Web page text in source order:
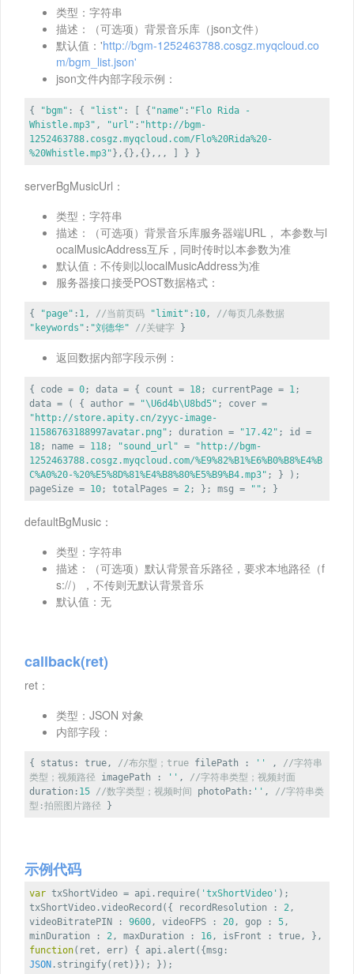
类型：字符串
描述：（可选项）背景音乐库（json文件）
默认值：'http://bgm-1252463788.cosgz.myqcloud.co
m/bgm_list.json'
json文件内部字段示例：
{ "bgm" : { "list" : [ { "name" : "Flo Rida -
Whistle.mp3" , "url" : "http://bgm-
1252463788.cosgz.myqcloud.com/Flo%20Rida%20-
%20Whistle.mp3"},{},{},,, ] } }
serverBgMusicUrl：
类型：字符串
描述：（可选项）背景音乐库服务器端URL， 本参数与l
ocalMusicAddress互斥，同时传时以本参数为准
默认值：不传则以localMusicAddress为准
服务器接口接受POST数据格式：
{ "page" : 1, //当前页码 "limit" : 10, //每页几条数据
"keywords" : "刘德华" //关键字 }
返回数据内部字段示例：
{ code =0 ; data = { count = 18 ; currentPage = 1 ;
data = ( { author =
"\U6d4b\U8bd5" ; cover =
"http://store.apity.cn/zyyc-image-
11586763188997avatar.png" ; duration = "17.42" ; id =
18 ; name = 118 ; "sound_url" =
"http://bgm-
1252463788.cosgz.myqcloud.com/%E9%82%B1%E6%B0%B8%E4%B
C%A0%20-%20%E5%8D%81%E4%B8%80%E5%B9%B4.mp3" ; } );
pageSize = 10 ; totalPages = 2 ; }; msg = "" ; }
defaultBgMusic：
类型：字符串
描述：（可选项）默认背景音乐路径，要求本地路径（f
s://），不传则无默认背景音乐
默认值：无
callback(ret)
ret：
类型：JSON 对象
内部字段：
{ status :true, //布尔型；true filePath : '' , //字符串
类型；视频路径
imagePath : '' , //字符串类型；视频封面
duration : 15 //数字类型；视频时间 photoPath : '' , //字符串类
型:拍照图片路径 }
示例代码
var txShortVideo = api.require( 'txShortVideo' );
txShortVideo.videoRecord({
recordResolution : 2,
videoBitratePIN :9600,videoFPS : 20,gop :5,
minDuration : 2,maxDuration : 16, isFront :true, },
function( ret, err) { api.alert({msg :
JSON .stringify(ret)}); });